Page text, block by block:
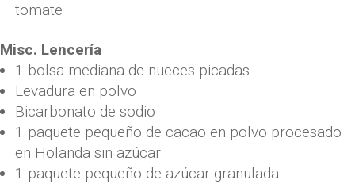
tomate
Misc. Lencería
1 bolsa mediana de nueces picadas
Levadura en polvo
Bicarbonato de sodio
1 paquete pequeño de cacao en polvo procesado
en Holanda sin azúcar
1 paquete pequeño de azúcar granulada